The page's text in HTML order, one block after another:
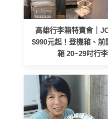
高雄行李箱特賣會｜
$990元起！登機箱、
箱 20~29吋行